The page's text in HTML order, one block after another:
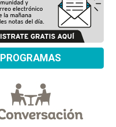
PROGRAMAS